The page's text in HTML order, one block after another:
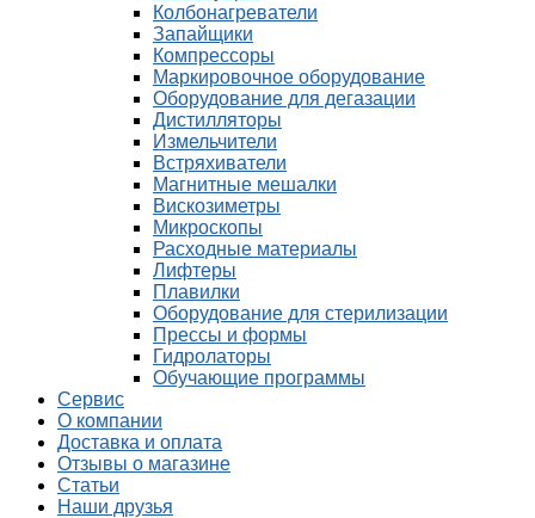
Колбонагреватели
Запайщики
Компрессоры
Маркировочное оборудование
Оборудование для дегазации
Дистилляторы
Измельчители
Встряхиватели
Магнитные мешалки
Вискозиметры
Микроскопы
Расходные материалы
Лифтеры
Плавилки
Оборудование для стерилизации
Прессы и формы
Гидролаторы
Обучающие программы
Сервис
О компании
Доставка и оплата
Отзывы о магазине
Статьи
Наши друзья